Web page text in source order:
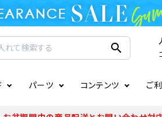
search
CIRCULIGHT
パーツ
照明関連
コンテンツ ご
て 注文確認メール